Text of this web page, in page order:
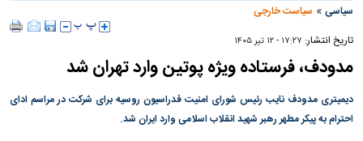
سیاسی » سیاست خارجی
تاریخ انتشار: ۱۷:۲۷ - ۱۲ تير ۱۴۰۵
مدودف، فرستاده ویژه پوتین وارد تهران شد
دیمیتری مدودف نایب رئیس شورای امنیت فدراسیون روسیه برای شرکت در مراسم ادای
احترام به پیکر مطهر رهبر شهید انقلاب اسلامی وارد ایران شد.